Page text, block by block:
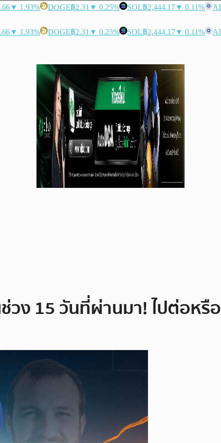
▼ 1.93% DOGE฿2.31 ▼ 0.25% SOL฿2,444.17▼ 0.11%
▼ 1.93% DOGE฿2.31 ▼ 0.25% SOL฿2,444.17▼ 0.11%
ช่วง 15 วันที่ผ่านมา! ไปต่อห